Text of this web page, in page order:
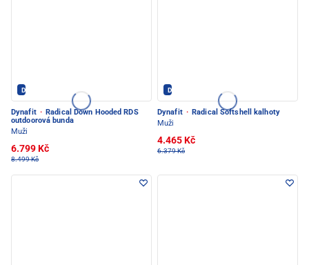
Dynafit - PEC POD SNĚŽKOU
Dynafit · Radical Down Hooded RDS
outdoorová bunda
Muži
6.799 Kč
8.499 Kč
Dynafit - PEC POD SNĚŽKOU
Dynafit · Radical Softshell kalhoty
Muži
4.465 Kč
6.379 Kč